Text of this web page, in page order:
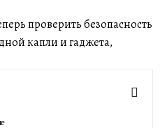
проверить безопасность
капли и гаджета,